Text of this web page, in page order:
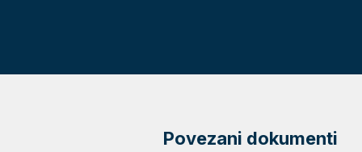
Povezani dokumenti